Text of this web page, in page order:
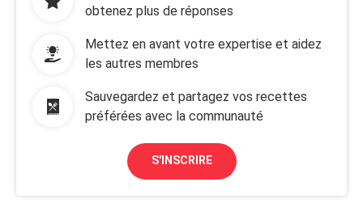
obtenez plus de réponses
Mettez en avant votre expertise et aidez
les autres membres
Sauvegardez et partagez vos recettes
préférées avec la communauté
S'INSCRIRE